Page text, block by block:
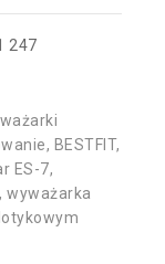
247
, BESTFIT,
ES-7,
, wyważarka